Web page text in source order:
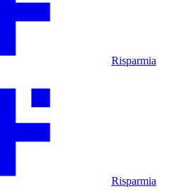
Risparmia
Risparmia